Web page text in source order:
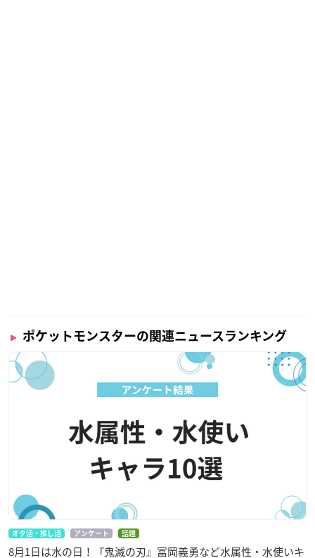
ポケットモンスターの関連ニュースランキング
オタ活・推し活 アンケート 話題
8月1日は水の日！『鬼滅の刃』冨岡義勇など水属性・水使いキ